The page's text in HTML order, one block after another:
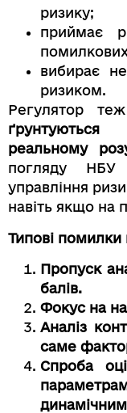
ризику;
приймає
вибирає
ризиком.
Регулятор
ґрунтуються
реальному
погляду
управління
навіть якщо на
Типові помилки
Пропуск
балів.
Фокус на
Аналіз
саме
Спроба